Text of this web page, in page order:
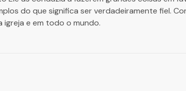
do que significa ser verdadeiramente fiel.
igreja e em todo o mundo.